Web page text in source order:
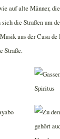
auf alte Männer,
die Straßen um
aus der Casa
Straße.